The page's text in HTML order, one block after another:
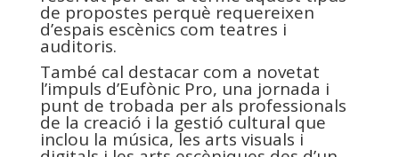
de propostes perquè requereixen
d’espais escènics com teatres i
auditoris.
També cal destacar com a novetat
l’impuls d’Eufònic Pro, una jornada i
punt de trobada per als professionals
de la creació i la gestió cultural que
inclou la música, les arts visuals i